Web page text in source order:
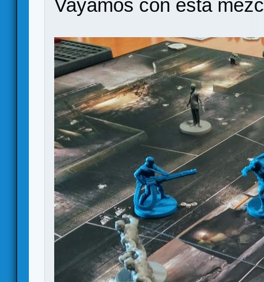
Vayamos con esta